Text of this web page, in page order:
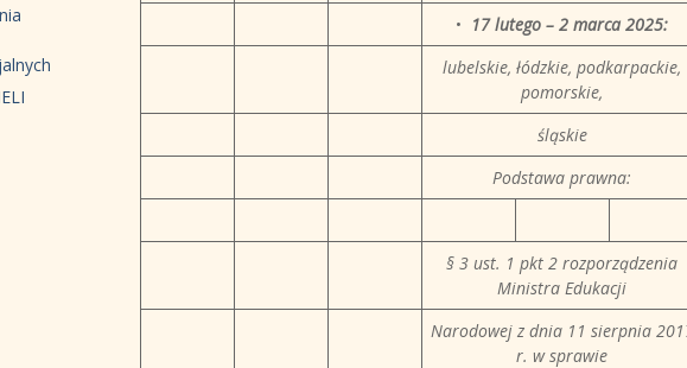
• 17 lutego – 2 marca 2025:
lubelskie, łódzkie, podkarpackie,
pomorskie,
śląskie
Podstawa prawna:
§ 3 ust. 1 pkt 2 rozporządzenia
Ministra Edukacji
Narodowej z dnia 11 sierpnia
r. w sprawie